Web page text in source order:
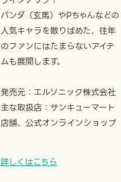
パンダ（玄馬）やPちゃんなどの
人気キャラを散りばめた、往年
のファンにはたまらないアイテ
ムも展開します。
発売元：エルソニック株式会社
主な取扱店：サンキューマート
店舗、公式オンラインショップ
詳しくはこちら